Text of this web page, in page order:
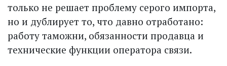
только не решает проблему серого импорта,
но и дублирует то, что давно отработано:
работу таможни, обязанности продавца и
технические функции оператора связи.